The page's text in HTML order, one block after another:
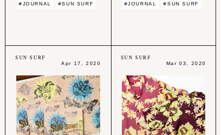
#JOURNAL #SUN SURF #JOURNAL #SUN SURF
SUN SURF
Apr 17, 2020
SUN SURF
Mar 03, 2020